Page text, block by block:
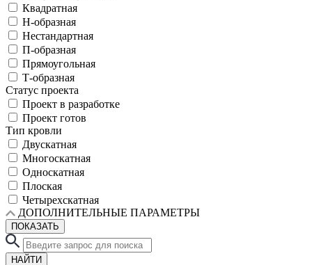
Квадратная
Н-образная
Нестандартная
П-образная
Прямоугольная
Т-образная
Статус проекта
Проект в разработке
Проект готов
Тип кровли
Двускатная
Многоскатная
Односкатная
Плоская
Четырехскатная
ДОПОЛНИТЕЛЬНЫЕ ПАРАМЕТРЫ
ПОКАЗАТЬ
НАЙТИ